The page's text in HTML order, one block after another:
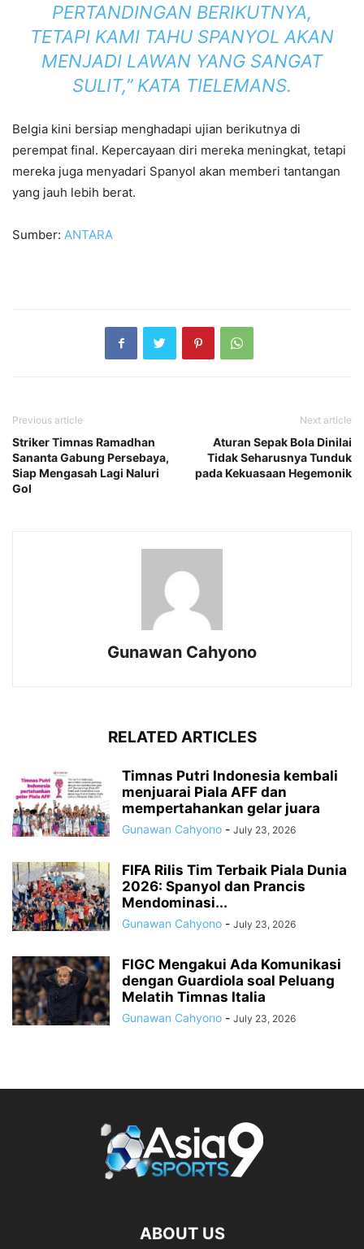
PERTANDINGAN BERIKUTNYA,
TETAPI KAMI TAHU SPANYOL AKAN
MENJADI LAWAN YANG SANGAT
SULIT,” KATA TIELEMANS.
Belgia kini bersiap menghadapi ujian berikutnya di
perempat final. Kepercayaan diri mereka meningkat, tetapi
mereka juga menyadari Spanyol akan memberi tantangan
yang jauh lebih berat.
Sumber: ANTARA
Previous article
Striker Timnas Ramadhan
Sananta Gabung Persebaya,
Siap Mengasah Lagi Naluri
Gol
Next article
Aturan Sepak Bola Dinilai
Tidak Seharusnya Tunduk
pada Kekuasaan Hegemonik
Gunawan Cahyono
RELATED ARTICLES
Timnas Putri Indonesia kembali
menjuarai Piala AFF dan
mempertahankan gelar juara
Gunawan Cahyono - July 23, 2026
FIFA Rilis Tim Terbaik Piala Dunia
2026: Spanyol dan Prancis
Mendominasi...
Gunawan Cahyono - July 23, 2026
FIGC Mengakui Ada Komunikasi
dengan Guardiola soal Peluang
Melatih Timnas Italia
Gunawan Cahyono - July 23, 2026
ABOUT US